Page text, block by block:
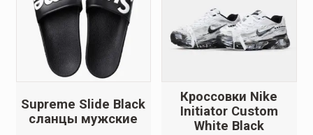
Supreme Slide Black
сланцы мужские
Кроссовки Nike
Initiator Custom
White Black